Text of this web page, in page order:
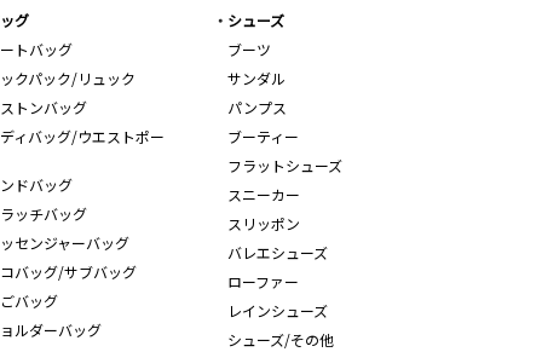
グ
トバッグ
クパック/リュック
トンバッグ
ィバッグ/ウエストポー
ドバッグ
ッチバッグ
センジャーバッグ
バッグ/サブバッグ
バッグ
ルダーバッグ
シューズ
ブーツ
サンダル
パンプス
ブーティー
フラットシューズ
スニーカー
スリッポン
バレエシューズ
ローファー
レインシューズ
シューズ/その他